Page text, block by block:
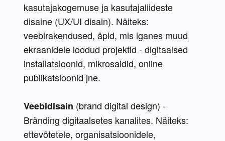
kasutajakogemuse ja kasutajaliideste
disaine (UX/UI disain). Näiteks:
veebirakendused, äpid, mis iganes muud
ekraanidele loodud projektid - digitaalsed
installatsioonid, mikrosaidid, online
publikatsioonid jne.
Veebidisain (brand digital design) -
Bränding digitaalsetes kanalites. Näiteks:
ettevõtetele, organisatsioonidele,